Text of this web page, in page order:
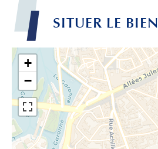
SITUER LE BIEN
+
−